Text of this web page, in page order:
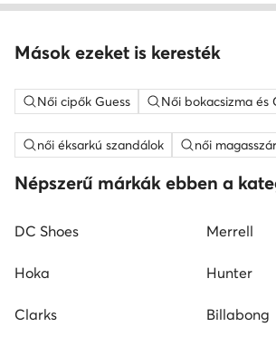
Mások ezeket is keresték
Női cipők Guess Női bokacsizma és
női éksarkú szandálok női
Népszerű márkák ebben a
DC Shoes Merrell
Hoka Hunter
Clarks Billabong